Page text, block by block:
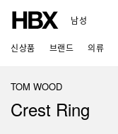
남성
신상품 브랜드 의류
TOM WOOD
Crest Ring